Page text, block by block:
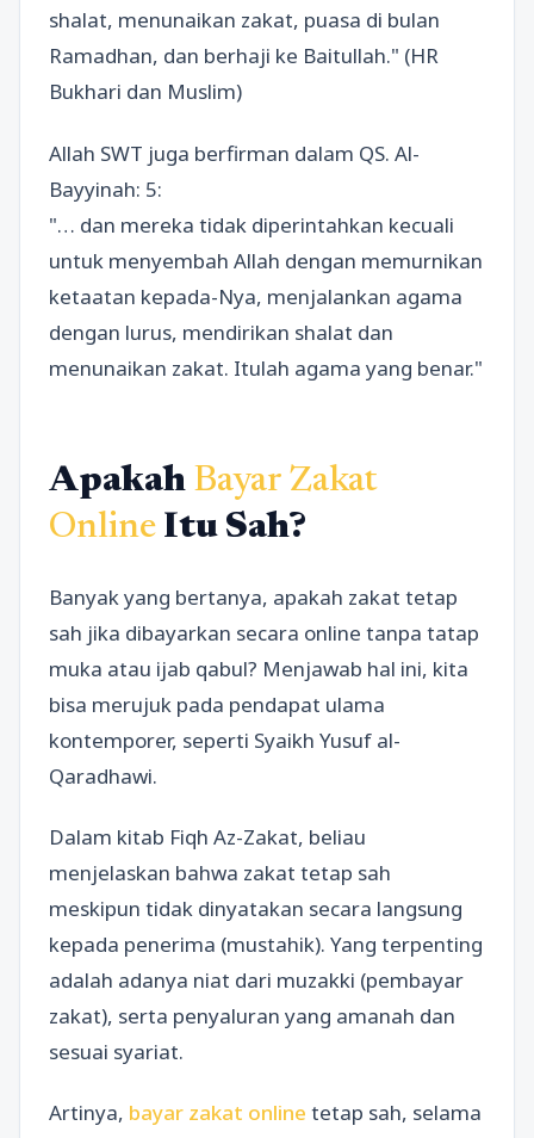
shalat, menunaikan zakat, puasa di bulan
Ramadhan, dan berhaji ke Baitullah." (HR
Bukhari dan Muslim)
Allah SWT juga berfirman dalam QS. Al-
Bayyinah: 5:
"… dan mereka tidak diperintahkan kecuali
untuk menyembah Allah dengan memurnikan
ketaatan kepada-Nya, menjalankan agama
dengan lurus, mendirikan shalat dan
menunaikan zakat. Itulah agama yang benar."
Apakah Bayar Zakat
Online Itu Sah?
Banyak yang bertanya, apakah zakat tetap
sah jika dibayarkan secara online tanpa tatap
muka atau ijab qabul? Menjawab hal ini, kita
bisa merujuk pada pendapat ulama
kontemporer, seperti Syaikh Yusuf al-
Qaradhawi.
Dalam kitab Fiqh Az-Zakat, beliau
menjelaskan bahwa zakat tetap sah
meskipun tidak dinyatakan secara langsung
kepada penerima (mustahik). Yang terpenting
adalah adanya niat dari muzakki (pembayar
zakat), serta penyaluran yang amanah dan
sesuai syariat.
Artinya, bayar zakat online tetap sah, selama